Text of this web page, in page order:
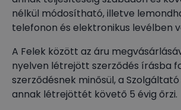
nélkül módosítható, illetve
telefonon és elektronikus levélben
A Felek között az áru
nyelven létrejött szerződés írásba
szerződésnek minősül, a
annak létrejöttét követő 5 évig őrzi.